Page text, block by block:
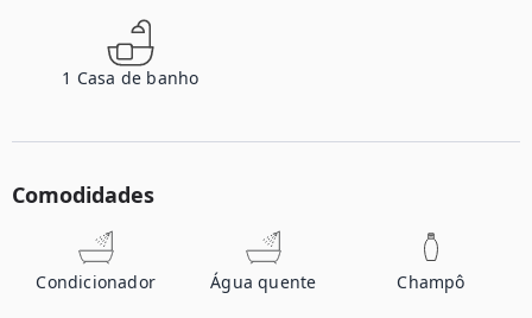
1 Casa de banho
Comodidades
Condicionador Água quente Champô